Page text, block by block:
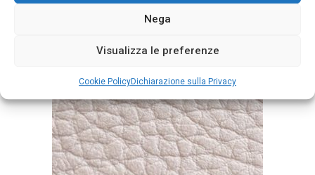
Nega
Visualizza le preferenze
Cookie PolicyDichiarazione sulla Privacy